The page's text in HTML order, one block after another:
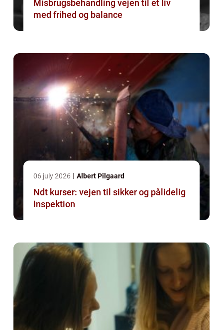
Misbrugsbehandling vejen til et liv
med frihed og balance
06 july 2026 Albert Pilgaard
Ndt kurser: vejen til sikker og pålidelig
inspektion